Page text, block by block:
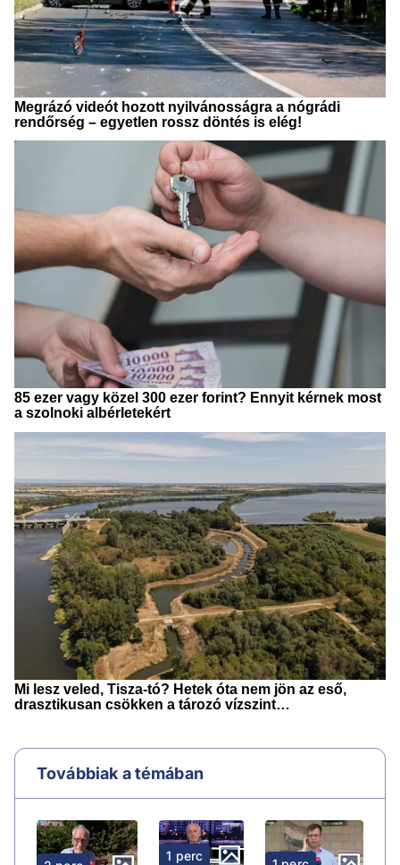
Továbbiak a témában
1 perc